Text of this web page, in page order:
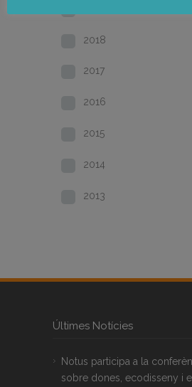
2018
2017
2016
2015
2014
2013
Últimes Notícies
Notus participa a la
sobre dones, ecodisseny i